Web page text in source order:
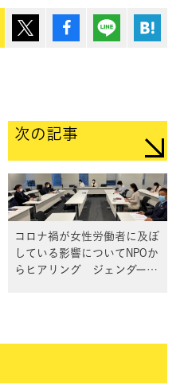
ポスト シェア Lineで送
次の記事
コロナ禍が女性労働者に及ぼ
している影響についてNPOか
らヒアリング ジェンダー平